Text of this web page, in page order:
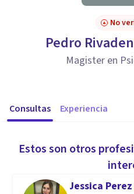
No
Pedro
Magister en
Consultas Experiencia
Estos son otros
Jessica